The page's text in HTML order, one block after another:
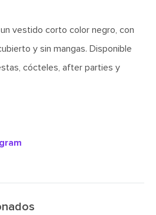
vestido corto color negro, con
y sin mangas. Disponible
cócteles, after parties y